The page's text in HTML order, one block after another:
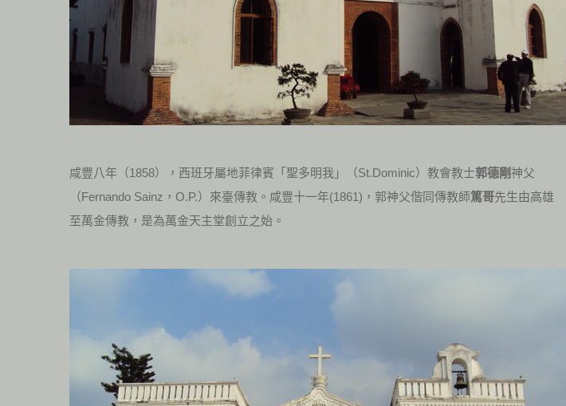
咸豐八年（1858），西班牙屬地菲律賓「聖多明我」（St.Dominic）教會教士郭德剛神父
（Fernando Sainz ， O.P.）來臺傳教。咸豐十一年(1861)，郭神父偕同傳教師篤哥先生由高雄
至萬金傳教，是為萬金天主堂創立之始。